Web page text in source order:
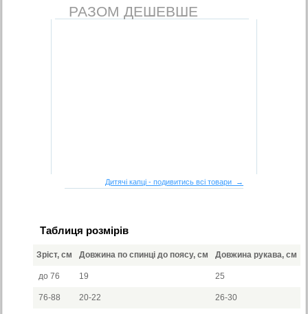
РАЗОМ ДЕШЕВШЕ
Дитячі капці - подивитись всі товари →
Таблиця розмірів
Зріст, см Довжина по спинці до поясу, см Довжина рукава, см
до 76 19 25
76-88 20-22 26-30